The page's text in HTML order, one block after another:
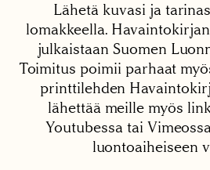
Lähetä kuvasi ja
lomakkeella.
julkaistaan Suomen
Toimitus poimii parhaat
printtilehden
lähettää meille myös
Youtubessa tai
luontoaiheiseen